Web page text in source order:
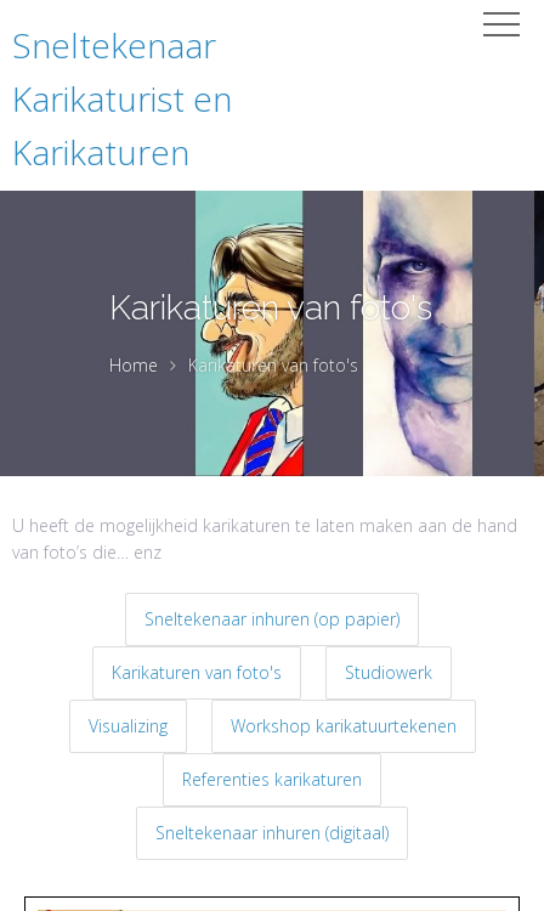
Sneltekenaar
Karikaturist en
Karikaturen
Karikaturen van foto's
Home Karikaturen van foto's
U heeft de mogelijkheid karikaturen te laten maken aan de hand
van foto’s die… enz
Sneltekenaar inhuren (op papier)
Karikaturen van foto's Studiowerk
Visualizing Workshop karikatuurtekenen
Referenties karikaturen
Sneltekenaar inhuren (digitaal)